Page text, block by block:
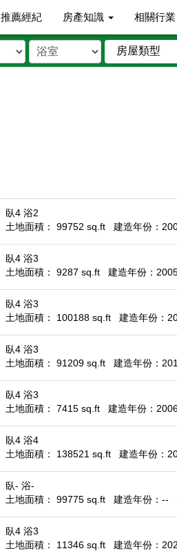
推薦經紀 房產知識 相關行業
房屋類型
臥4 浴2
土地面積： 99752 sq.ft
建造年份：
臥4 浴3
土地面積： 9287 sq.ft
建造年份：
臥4 浴3
土地面積： 100188 sq.ft
建造年份：
臥4 浴3
土地面積： 91209 sq.ft
建造年份：
臥4 浴3
土地面積： 7415 sq.ft
建造年份：
臥4 浴4
土地面積： 138521 sq.ft
建造年份：
臥- 浴-
土地面積： 99775 sq.ft
建造年份：--
臥4 浴3
土地面積： 11346 sq.ft
建造年份：